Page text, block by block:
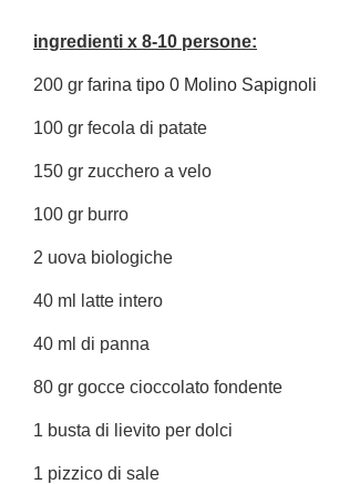
ingredienti x 8-10 persone:
200 gr farina tipo 0 Molino Sapignoli
100 gr fecola di patate
150 gr zucchero a velo
100 gr burro
2 uova biologiche
40 ml latte intero
40 ml di panna
80 gr gocce cioccolato fondente
1 busta di lievito per dolci
1 pizzico di sale